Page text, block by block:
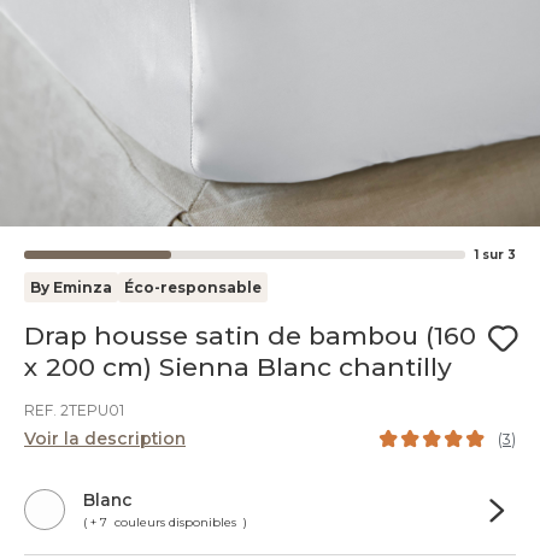
1 sur 3
By Eminza Éco-responsable
Drap housse satin de bambou (160
x 200 cm) Sienna Blanc chantilly
REF. 2TEPU01
Voir la description (3)
Blanc
( + 7 couleurs disponibles )